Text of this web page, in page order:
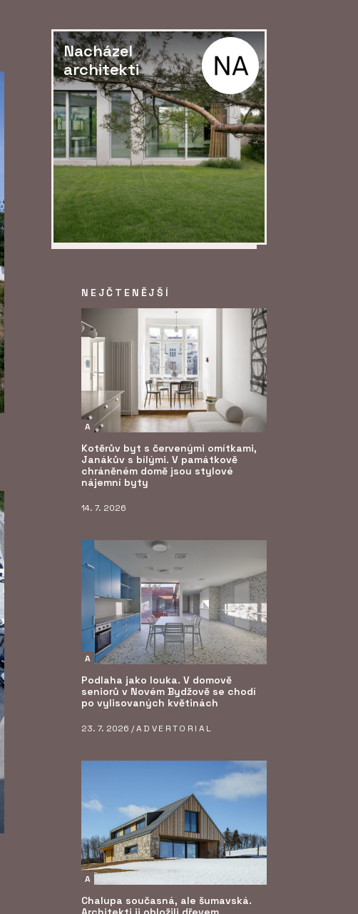
Nacházel
architekti
NEJČTENĚJŠÍ
A
Kotěrův byt s červenými omítkami,
Janákův s bílými. V památkově
chráněném domě jsou stylové
nájemní byty
14. 7. 2026
A
Podlaha jako louka. V domově
seniorů v Novém Bydžově se chodí
po vylisovaných květinách
23. 7. 2026 /ADVERTORIAL
A
Chalupa současná, ale šumavská.